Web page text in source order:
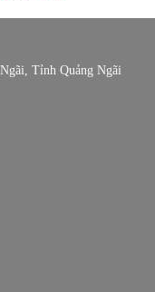
Tỉnh Quảng Ngãi